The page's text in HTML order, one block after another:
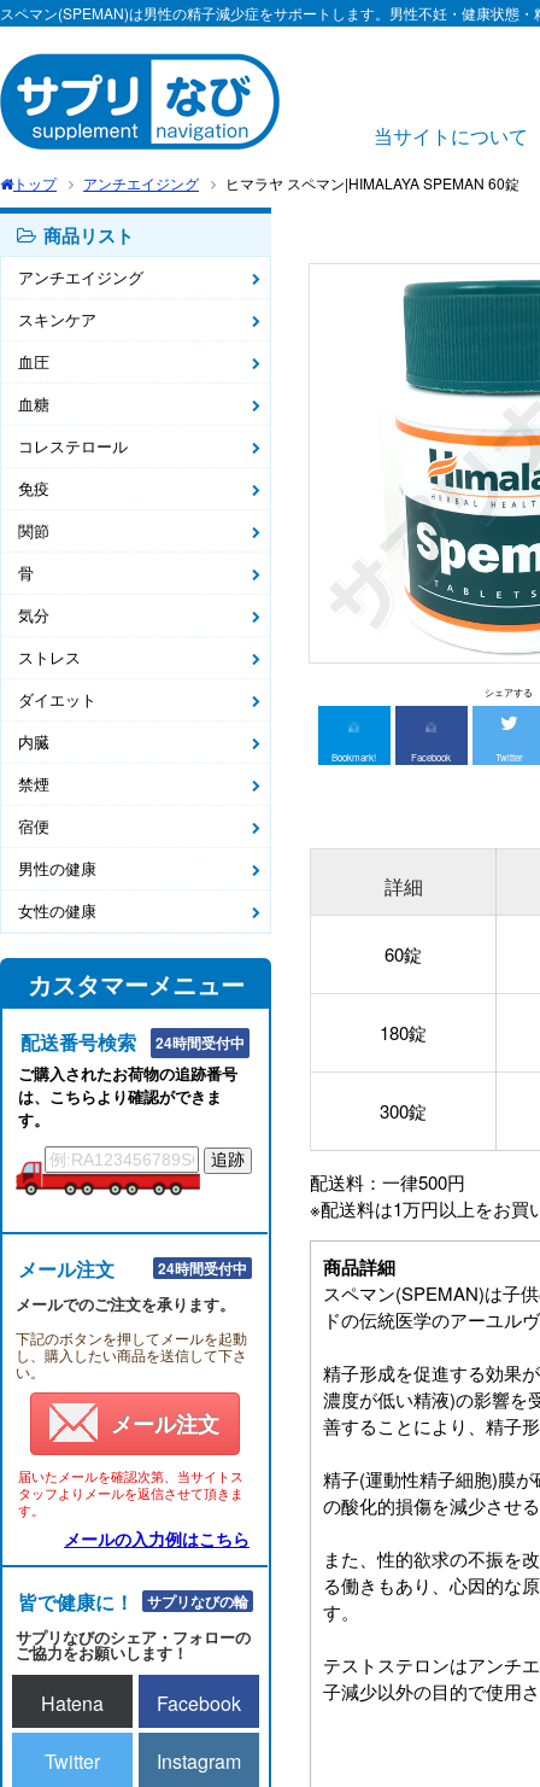
スペマン(SPEMAN)は男性の精子減少症をサポートします。男性不妊・健康状態
当サイトについて
トップ アンチエイジング ヒマラヤ スペマン|HIMALAYA SPEMAN 60錠
商品リスト
アンチエイジング
スキンケア
血圧
血糖
コレステロール
免疫
関節
骨
気分
ストレス
ダイエット
内臓
禁煙
宿便
男性の健康
女性の健康
カスタマーメニュー
配送番号検索 24時間受付中
ご購入されたお荷物の追跡番号
は、こちらより確認ができま
す。
メール注文 24時間受付中
メールでのご注文を承ります。
下記のボタンを押してメールを起動
し、購入したい商品を送信して下さ
い。
メール注文
届いたメールを確認次第、当サイトス
タッフよりメールを返信させて頂きま
す。
メールの入力例はこちら
皆で健康に！！サプリなびの輪
サプリなびのシェア・フォローの
ご協力をお願いします！
Hatena Facebook
Twitter Instagram
シェアする
Bookmark! Facebook Twitter
詳細
60錠
180錠
300錠
配送料：一律500円
※配送料は1万円以上をお買
商品詳細
スペマン(SPEMAN)は子
ドの伝統医学のアーユル
精子形成を促進する効果
濃度が低い精液)の影響を
善することにより、精子
精子(運動性精子細胞)膜
の酸化的損傷を減少させ
また、性的欲求の不振を
る働きもあり、心因的な
す。
テストステロンはアンチ
子減少以外の目的で使用